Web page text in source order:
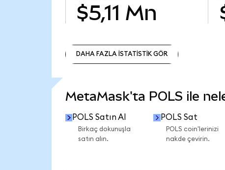
$5,11 Mn
DAHA FAZLA İSTATİSTİK GÖR
MetaMask'ta POLS ile
POLS Satın Al
Birkaç dokunuşla
satın alın.
POLS Sat
POLS coin'lerinizi
nakde çevirin.